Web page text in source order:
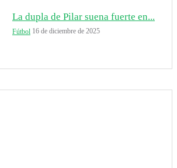
La dupla de Pilar suena fuerte en...
Fútbol 16 de diciembre de 2025